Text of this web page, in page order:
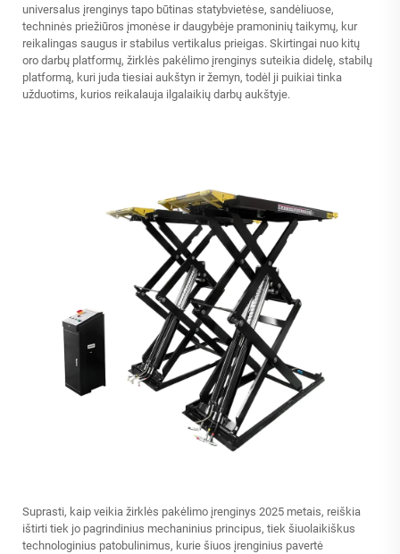
universalus įrenginys tapo būtinas statybvietėse, sandėliuose,
techninės priežiūros įmonėse ir daugybėje pramoninių taikymų, kur
reikalingas saugus ir stabilus vertikalus prieigas. Skirtingai nuo kitų
oro darbų platformų, žirklės pakėlimo įrenginys suteikia didelę, stabilų
platformą, kuri juda tiesiai aukštyn ir žemyn, todėl ji puikiai tinka
užduotims, kurios reikalauja ilgalaikių darbų aukštyje.
Suprasti, kaip veikia žirklės pakėlimo įrenginys 2025 metais, reiškia
ištirti tiek jo pagrindinius mechaninius principus, tiek šiuolaikiškus
technologinius patobulinimus, kurie šiuos įrenginius pavertė